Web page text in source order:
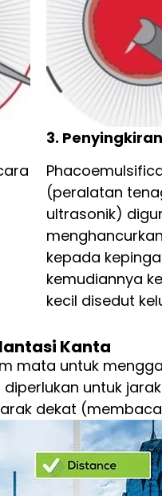
3.
(peralatan
ultrasonik)
kepada
kemudiannya
kecil disedut
Kanta
mata untuk
untuk
dekat